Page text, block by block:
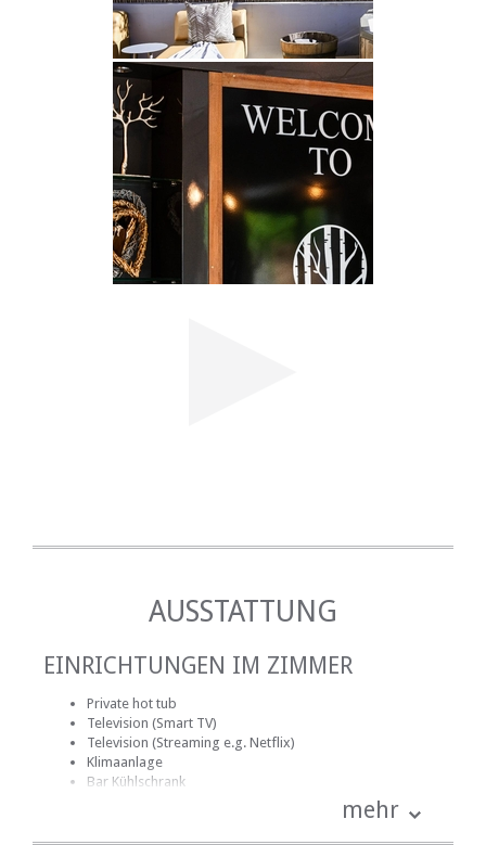
LUXURY FOREST SUITE
AUSSTATTUNG
EINRICHTUNGEN IM ZIMMER
Private hot tub
Television (Smart TV)
Television (Streaming e.g. Netflix)
Klimaanlage
Bar Kühlschrank
Handtücher für Badezimmer
mehr